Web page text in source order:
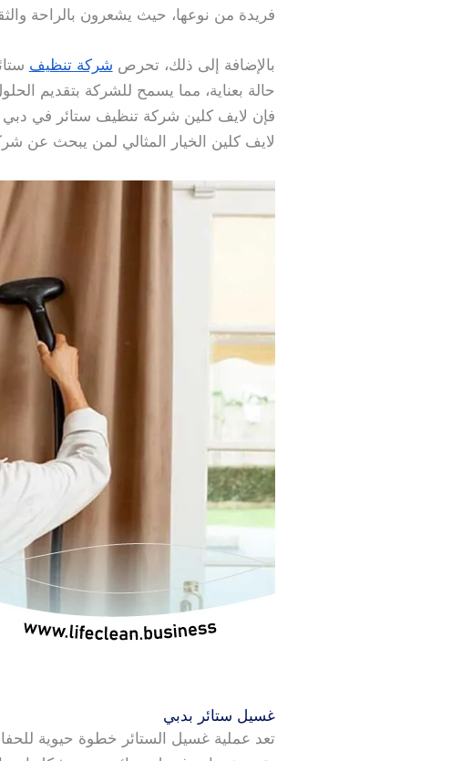
فريدة من نوعها، حيث يشعرون بالراحة
بالإضافة إلى ذلك، تحرص شركة تنظيف
حالة بعناية، مما يسمح للشركة بتقديم
فإن لايف كلين شركة تنظيف ستائر في دبي
لايف كلين الخيار المثالي لمن يبحث عن
غسيل ستائر بدبي
تعد عملية غسيل الستائر خطوة حيوية